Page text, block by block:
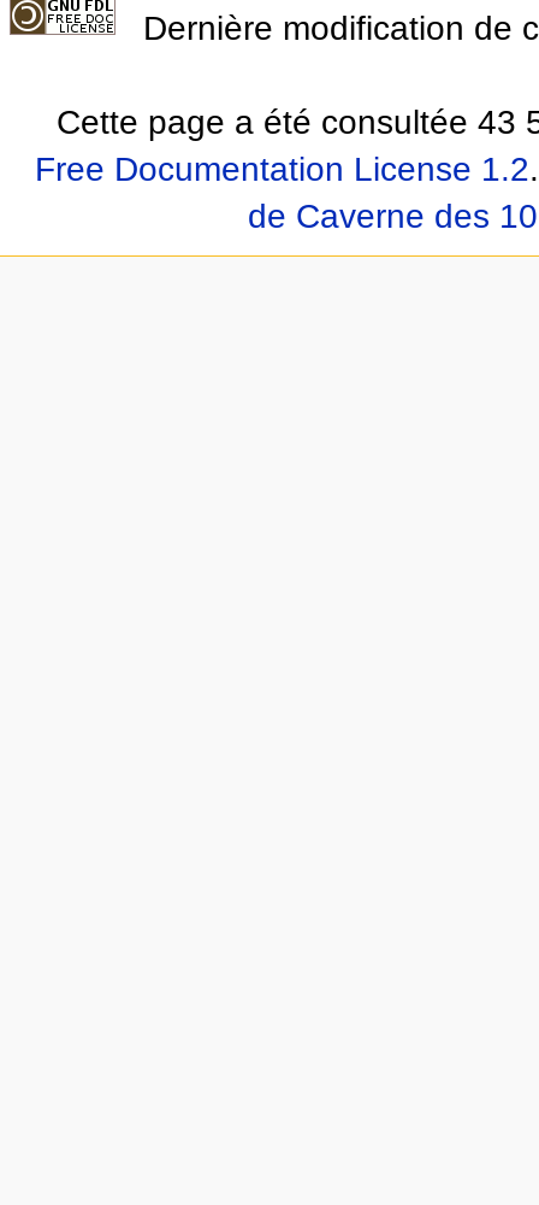
Dernière modification de
Cette page a été consultée 43
Free Documentation License 1.2.
de Caverne des